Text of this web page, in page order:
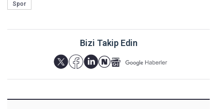
Spor
Bizi Takip Edin